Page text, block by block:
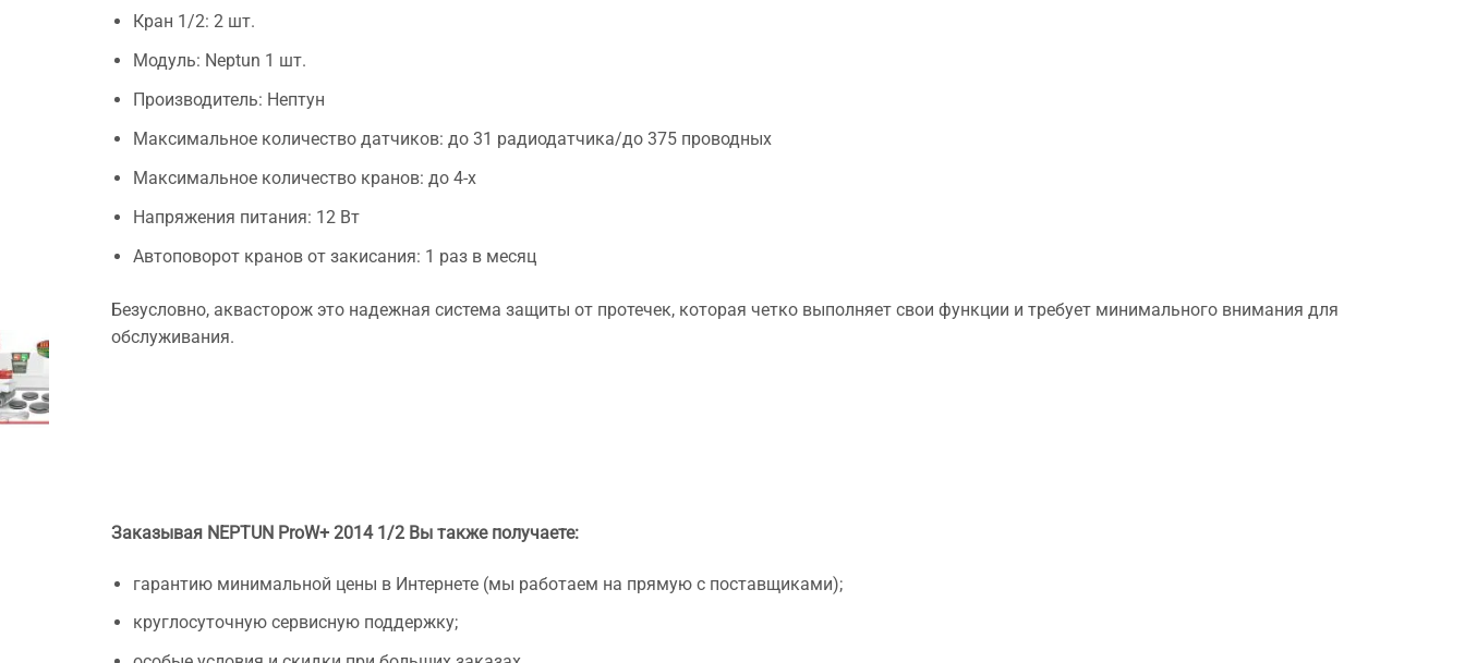
Кран 1/2: 2 шт.
Модуль: Neptun 1 шт.
Производитель: Нептун
Максимальное количество датчиков: до 31 радиодатчика/до 375 проводных
Максимальное количество кранов: до 4-х
Напряжения питания: 12 Вт
Автоповорот кранов от закисания: 1 раз в месяц
Безусловно, аквасторож это надежная система защиты от протечек, которая четко выполняет свои функции и требует минимального внимания для
обслуживания.
Заказывая NEPTUN ProW+ 2014 1/2 Вы также получаете:
гарантию минимальной цены в Интернете (мы работаем на прямую с поставщиками);
круглосуточную сервисную поддержку;